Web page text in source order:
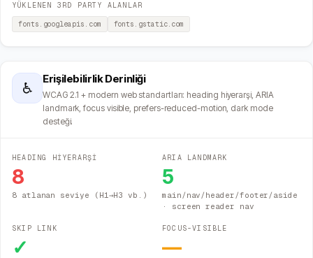
YÜKLENEN 3RD PARTY ALANLAR
fonts.googleapis.com fonts.gstatic.com
♿
Erişilebilirlik Derinliği
WCAG 2.1 + modern web standartları: heading hiyerarşi, ARIA
landmark, focus visible, prefers-reduced-motion, dark mode
desteği.
HEADING HİYERARŞİ
8
8 atlanan seviye (H1→H3 vb.)
ARIA LANDMARK
5
main/nav/header/footer/aside
· screen reader nav
SKIP LINK
✓
FOCUS-VISIBLE
—